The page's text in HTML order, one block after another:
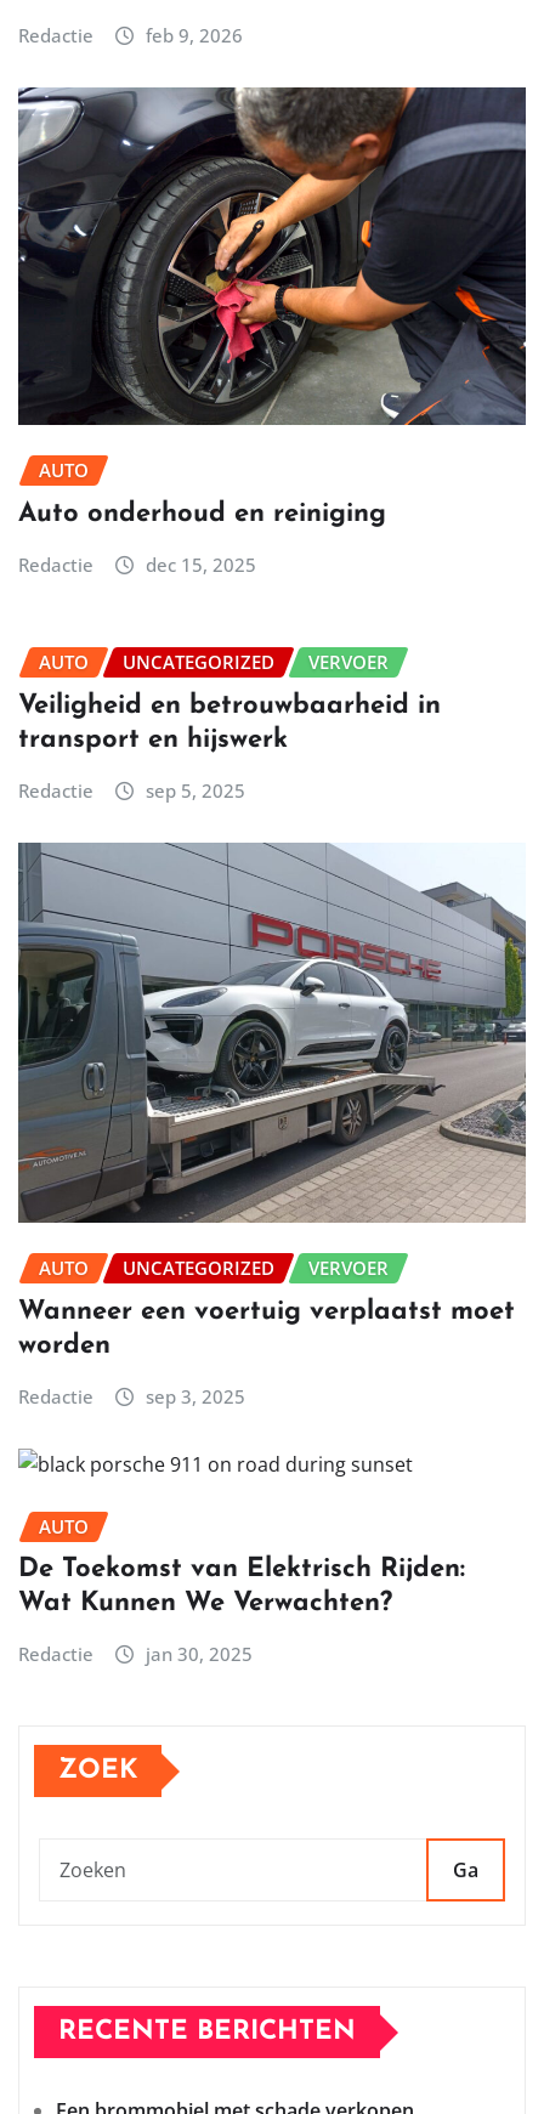
Redactie feb 9, 2026
AUTO
Auto onderhoud en reiniging
Redactie dec 15, 2025
AUTO UNCATEGORIZED VERVOER
Veiligheid en betrouwbaarheid in
transport en hijswerk
Redactie sep 5, 2025
AUTO UNCATEGORIZED VERVOER
Wanneer een voertuig verplaatst moet
worden
Redactie sep 3, 2025
AUTO
De Toekomst van Elektrisch Rijden:
Wat Kunnen We Verwachten?
Redactie jan 30, 2025
ZOEK
Ga
RECENTE BERICHTEN